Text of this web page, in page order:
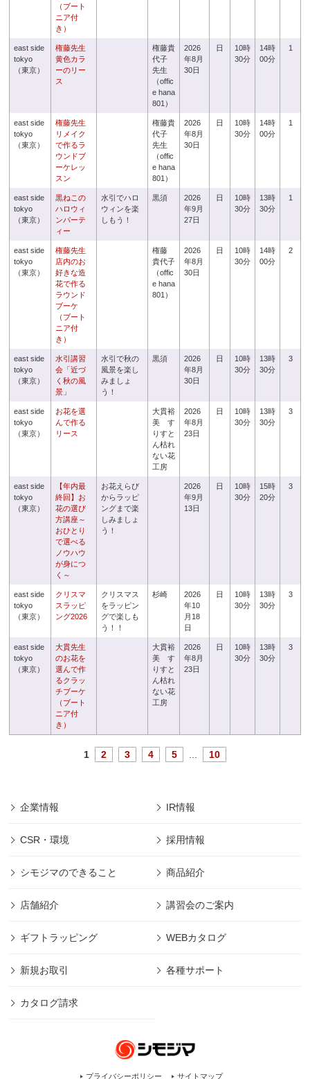
（ブート
ニア付
き）
east side
tokyo
（東京）
権藤先生
黄色カラ
ーのリー
ス
権藤貴
代子
先生
（offic
e hana
801）
2026
年8月
30日
日
10時
30分
14時
00分
1
east side
tokyo
（東京）
権藤先生
リメイク
で作るラ
ウンドブ
ーケレッ
スン
権藤貴
代子
先生
（offic
e hana
801）
2026
年8月
30日
日
10時
30分
14時
00分
1
east side
tokyo
（東京）
黒ねこの
ハロウィ
ンパーテ
ィー
水引でハロ
ウィンを楽
しもう！
黒須
2026
年9月
27日
日
10時
30分
13時
30分
1
east side
tokyo
（東京）
権藤先生
店内のお
好きな造
花で作る
ラウンド
ブーケ
（ブート
ニア付
き）
権藤
貴代子
（offic
e hana
801）
2026
年8月
30日
日
10時
30分
14時
00分
2
east side
tokyo
（東京）
水引講習
会「近づ
く秋の風
景」
水引で秋の
風景を楽し
みましょ
う！
黒須
2026
年8月
30日
日
10時
30分
13時
30分
3
east side
tokyo
（東京）
お花を選
んで作る
リース
大貫裕
美 す
りすと
ん枯れ
ない花
工房
2026
年8月
23日
日
10時
30分
13時
30分
3
east side
tokyo
（東京）
【年内最
終回】お
花の選び
方講座～
おひとり
で選べる
ノウハウ
が身につ
く～
お花えらび
からラッピ
ングまで楽
しみましょ
う！
2026
年9月
13日
日
10時
30分
15時
20分
3
east side
tokyo
（東京）
クリスマ
スラッピ
ング2026
クリスマス
をラッピン
グで楽しも
う！！
杉崎
2026
年10
月18
日
日
10時
30分
13時
30分
3
east side
tokyo
（東京）
大貫先生
のお花を
選んで作
るクラッ
チブーケ
（ブート
ニア付
き）
大貫裕
美 す
りすと
ん枯れ
ない花
工房
2026
年8月
23日
日
10時
30分
13時
30分
3
1 2 3 4 5 10
企業情報 IR情報
CSR・環境 採用情報
シモジマのできること 商品紹介
店舗紹介 講習会のご案内
ギフトラッピング WEBカタログ
新規お取引 各種サポート
カタログ請求
プライバシーポリシー サイトマップ